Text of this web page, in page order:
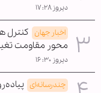
دیروز ۱۷:۲۸
اخبار جهان کنترل
محور مقاومت
دیروز ۱۶:۳۰
چندرسانه‌ای